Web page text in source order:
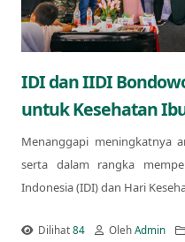
IDI dan IIDI
untuk Kesehatan
Menanggapi meningkatnya
serta dalam rangka
Indonesia (IDI) dan Hari
Dilihat84 OlehAdmin